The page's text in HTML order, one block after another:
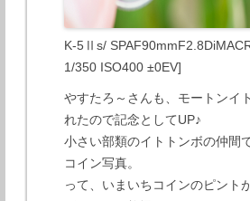
K-5Ⅱs/
1/350 ISO400 ±0EV]
やすたろ～さんも、モートンイ
れたので記念としてUP♪
小さい部類のイトトンボの仲間
コイン写真。
って、いまいちコインのピント